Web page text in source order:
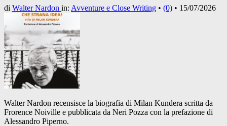
di Walter Nardon in: Avventure e Close Writing • (0) • 15/07/2026
Walter Nardon recensisce la biografia di Milan Kundera scritta da
Frorence Noiville e pubblicata da Neri Pozza con la prefazione di
Alessandro Piperno.